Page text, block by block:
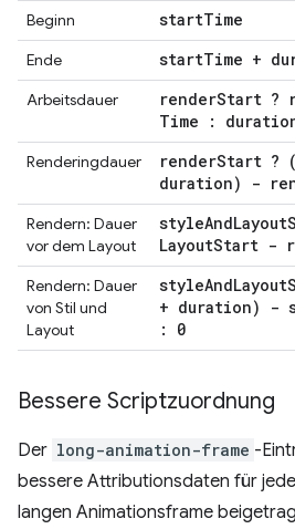
Beginn startTime
Ende startTime +
Arbeitsdauer renderStart ?
Time :
Renderingdauer renderStart ?
duration) -
Rendern: Dauer
vor dem Layout
styleAndLayout
LayoutStart -
Rendern: Dauer
von Stil und
Layout
styleAndLayout
+ duration) -
: 0
Bessere Scriptzuordnung
Der long-animation-frame -
bessere Attributionsdaten für
langen Animationsframe